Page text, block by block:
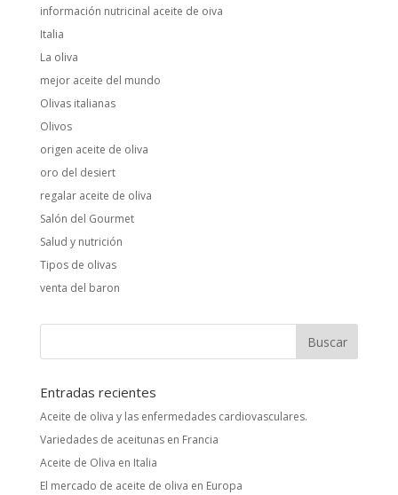
información nutricinal aceite de oiva
Italia
La oliva
mejor aceite del mundo
Olivas italianas
Olivos
origen aceite de oliva
oro del desiert
regalar aceite de oliva
Salón del Gourmet
Salud y nutrición
Tipos de olivas
venta del baron
Entradas recientes
Aceite de oliva y las enfermedades cardiovasculares.
Variedades de aceitunas en Francia
Aceite de Oliva en Italia
El mercado de aceite de oliva en Europa